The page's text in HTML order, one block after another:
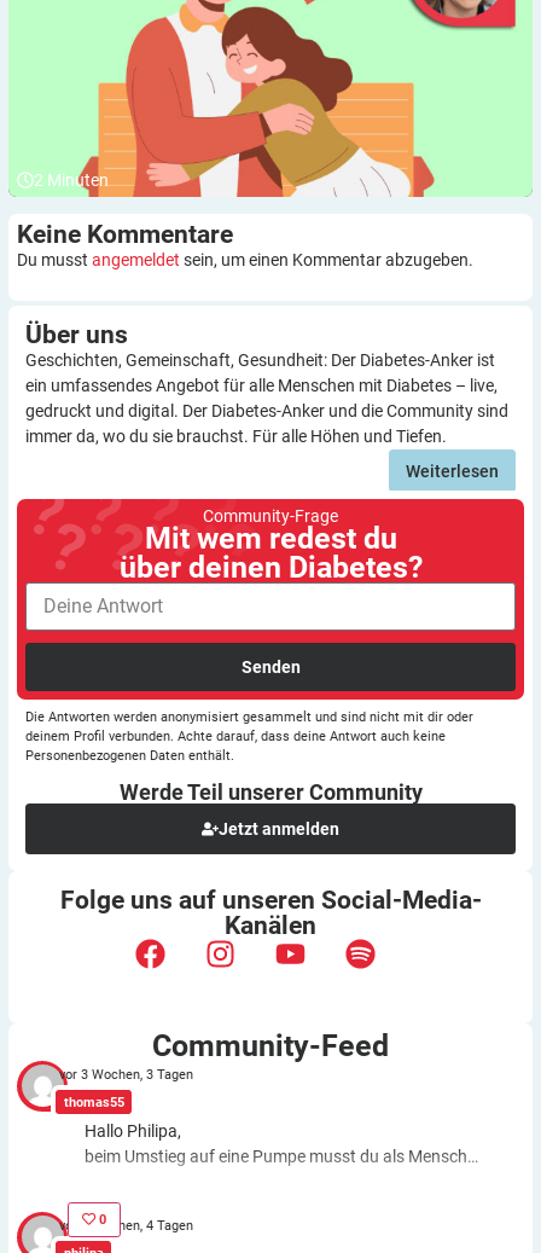
2 Minuten
Keine Kommentare
Du musst angemeldet sein, um einen Kommentar abzugeben.
Über uns
Geschichten, Gemeinschaft, Gesundheit: Der Diabetes-Anker ist
ein umfassendes Angebot für alle Menschen mit Diabetes – live,
gedruckt und digital. Der Diabetes-Anker und die Community sind
immer da, wo du sie brauchst. Für alle Höhen und Tiefen.
Weiterlesen
Community-Frage
Mit wem redest du
über deinen Diabetes?
Senden
Die Antworten werden anonymisiert gesammelt und sind nicht mit dir oder
deinem Profil verbunden. Achte darauf, dass deine Antwort auch keine
Personenbezogenen Daten enthält.
Werde Teil unserer Community
Jetzt anmelden
Folge uns auf unseren Social-Media-
Kanälen
Community-Feed
thomas55
vor 3 Wochen, 3 Tagen
Hallo Philipa,
beim Umstieg auf eine Pumpe musst du als Mensch
ICT. Schätzfehler bleiben also. Du kannst aber die
Basalrate individuell einstellen, z.B. In den frühen
0
vor 3 Wochen, 4 Tagen